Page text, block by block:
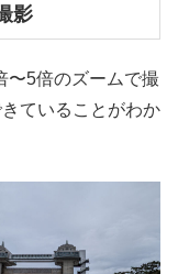
影
〜5倍のズームで撮
ていることがわか